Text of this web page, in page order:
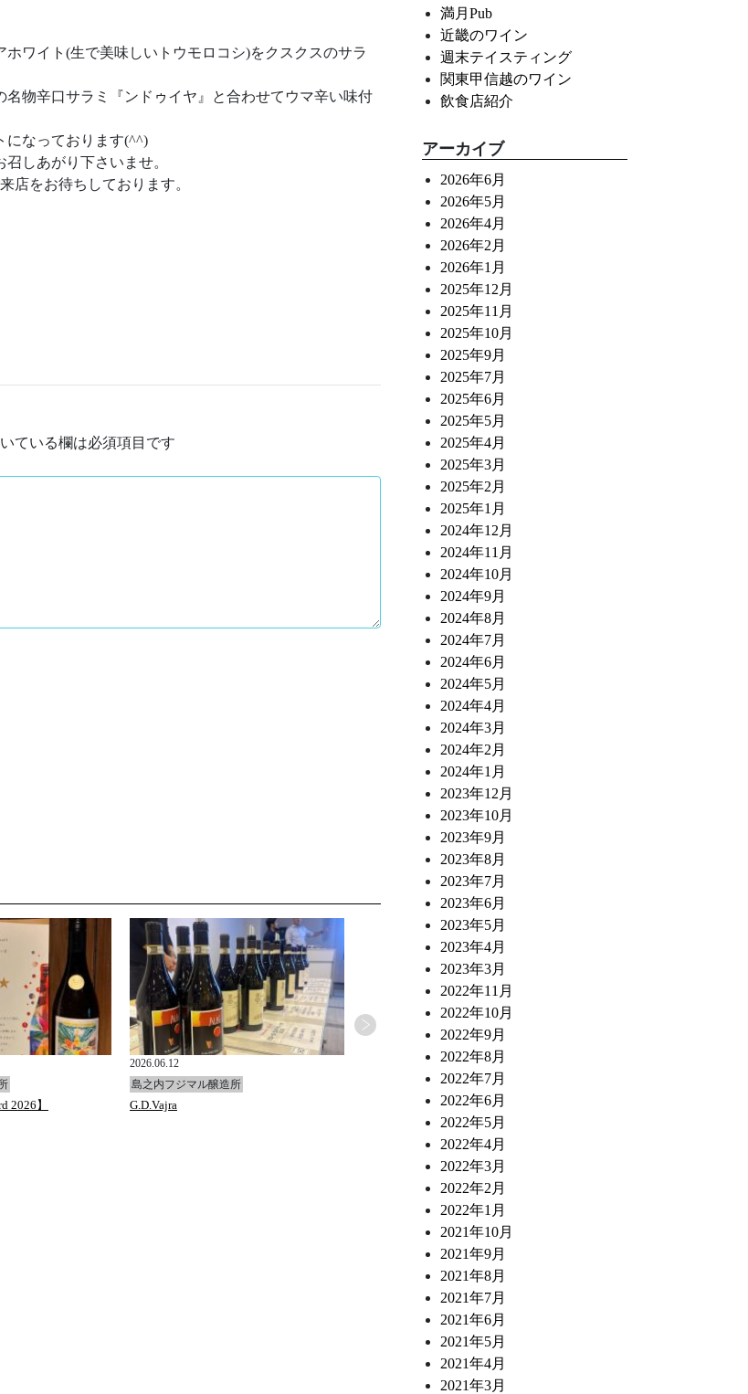
ワイト(生で美味しいトウモロコシ)をクスクスのサラ
物辛口サラミ『ンドゥイヤ』と合わせてウマ辛い味付
になっております(^^)
しあがり下さいませ。
店をお待ちしております。
ている欄は必須項目です
2026】
2026.06.12
島之内フジマル醸造所
G.D.Vajra
島之内フジマル醸造所
『炙りカマスのカルパッチョ 焼き茄子
ペーストと新生姜のアグロドルチェ』
満月Pub
近畿のワイン
週末テイスティング
関東甲信越のワイン
飲食店紹介
アーカイブ
2026年6月
2026年5月
2026年4月
2026年2月
2026年1月
2025年12月
2025年11月
2025年10月
2025年9月
2025年7月
2025年6月
2025年5月
2025年4月
2025年3月
2025年2月
2025年1月
2024年12月
2024年11月
2024年10月
2024年9月
2024年8月
2024年7月
2024年6月
2024年5月
2024年4月
2024年3月
2024年2月
2024年1月
2023年12月
2023年10月
2023年9月
2023年8月
2023年7月
2023年6月
2023年5月
2023年4月
2023年3月
2022年11月
2022年10月
2022年9月
2022年8月
2022年7月
2022年6月
2022年5月
2022年4月
2022年3月
2022年2月
2022年1月
2021年10月
2021年9月
2021年8月
2021年7月
2021年6月
2021年5月
2021年4月
2021年3月